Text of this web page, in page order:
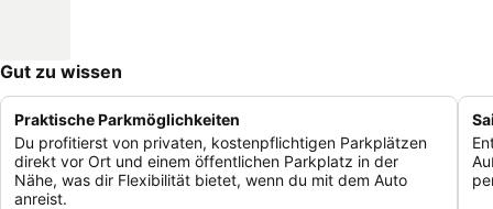
Gut zu wissen
Praktische Parkmöglichkeiten
Du profitierst von privaten, kostenpflichtigen Parkplätzen
direkt vor Ort und einem öffentlichen Parkplatz in der
Nähe, was dir Flexibilität bietet, wenn du mit dem Auto
anreist.